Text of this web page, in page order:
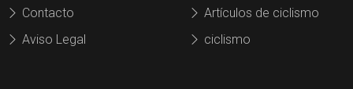
Contacto
Aviso Legal
Artículos de ciclismo
ciclismo